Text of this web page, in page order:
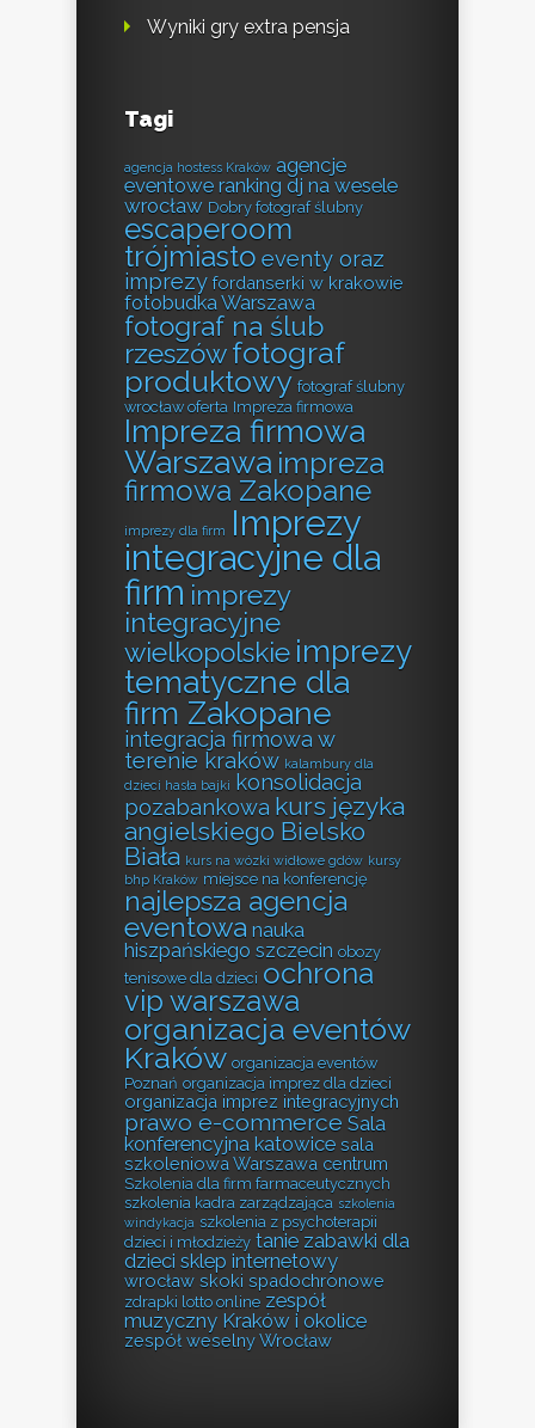
Wyniki gry extra pensja
Tagi
agencja hostess Kraków agencje
eventowe ranking dj na wesele
wrocław Dobry fotograf ślubny
escaperoom
trójmiasto eventy oraz
imprezy fordanserki w krakowie
fotobudka Warszawa
fotograf na ślub
rzeszówfotograf
produktowy fotograf ślubny
wrocław oferta Impreza firmowa
Impreza firmowa
Warszawa impreza
firmowa Zakopane
imprezy dla firm
Imprezy
integracyjne dla
firm imprezy
integracyjne
wielkopolskie imprezy
tematyczne dla
firm Zakopane
integracja firmowa w
terenie kraków kalambury dla
dzieci hasła bajki konsolidacja
pozabankowa kurs języka
angielskiego Bielsko
Biała kurs na wózki widłowe gdów kursy
bhp Kraków miejsce na konferencję
najlepsza agencja
eventowa nauka
hiszpańskiego szczecin obozy
tenisowe dla dzieci ochrona
vip warszawa
organizacja eventów
Kraków organizacja eventów
Poznań organizacja imprez dla dzieci
organizacja imprez integracyjnych
prawo e-commerce Sala
konferencyjna katowice sala
szkoleniowa Warszawa centrum
Szkolenia dla firm farmaceutycznych
szkolenia kadra zarządzająca szkolenia
windykacja szkolenia z psychoterapii
dzieci i młodzieży tanie zabawki dla
dzieci sklep internetowy
wrocław skoki spadochronowe
zdrapki lotto online zespół
muzyczny Kraków i okolice
zespół weselny Wrocław